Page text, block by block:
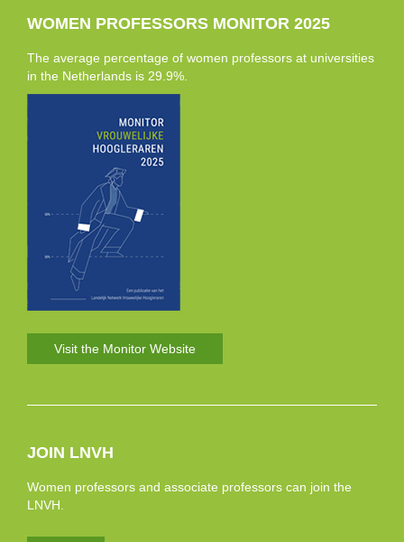
WOMEN PROFESSORS MONITOR 2025
The average percentage of women professors at universities
in the Netherlands is 29.9%.
Visit the Monitor Website
JOIN LNVH
Women professors and associate professors can join the
LNVH.